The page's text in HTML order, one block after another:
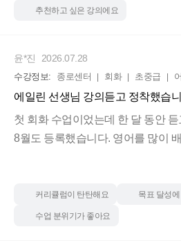
흥미가 급격히 커지게 됩니다.
저한테 영어 수업은 에일린쌤 수업
한 순간만 배우고 잊는 영어가 아니
쌓아올라가니 영어의 기초가 무너
몸으로 흡수시킬 수 있다는 게 정말
수업 만족해서 다음 달 강의 바로
러주시는 게 너무 좋았어요! 단순히
업이 아니라, 상황에 따라 어떤 뉘앙
을 왜, 어떻게 써야 하는지 세부적으
반복 체화시켜 주십니다. 그러다 보
들이 점점 들리기 시작하더라구요!
내용 복습하면서 조금이라도 영어
로 늘리고 있어요.ㅎㅎ 아마 이 수
추천하고 싶은 강의에요
윤*진 2026.07.28
수강정보: 종로센터 회화 초중급
에일린 선생님 강의듣고 정착했습
첫 회화 수업이었는데 한 달 동안 듣
8월도 등록했습니다. 영어를 많이
하나하나 부수는 중입니다.
커리큘럼이 탄탄해요 목표 달성
수업 분위기가 좋아요